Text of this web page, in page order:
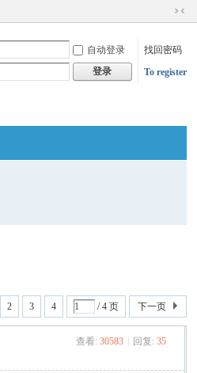
切
到
窄
自动登录
找回密码
登录 To register
2 3 4 / 4 页 下一页
查看: 30583 回复: 35